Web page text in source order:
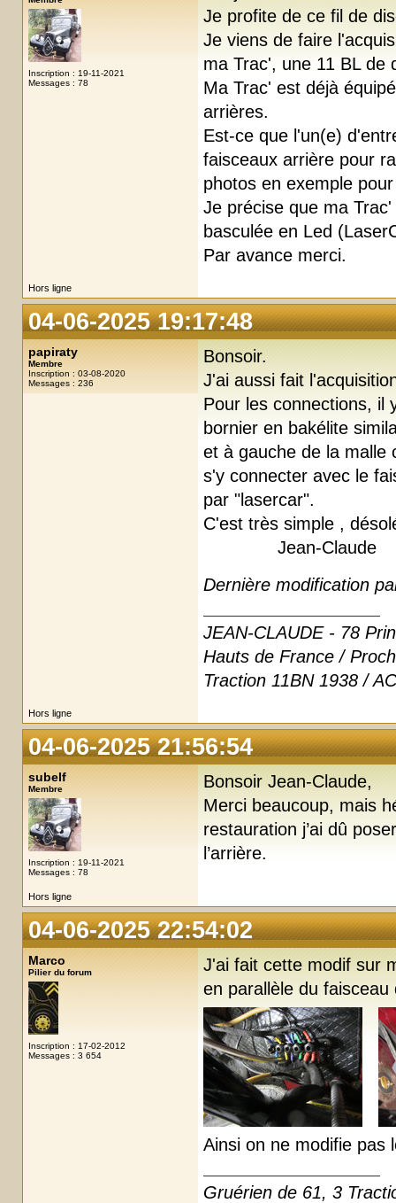
Inscription : 19-11-2021
Messages : 78
Je profite de ce fil de
Je viens de faire
ma Trac', une 11 BL de
Ma Trac' est déjà
arrières.
Est-ce que l'un(e)
faisceaux arrière pour
photos en exemple
Je précise que ma
basculée en Led
Par avance merci.
Hors ligne
04-06-2025 19:17:48
papiraty
Membre
Inscription : 03-08-2020
Messages : 236
Bonsoir.
J'ai aussi fait
Pour les connections, il
bornier en bakélite
et à gauche de la malle
s'y connecter avec le
par "lasercar".
C'est très simple ,
Jean-Claude
Dernière modification
JEAN-CLAUDE - 78
Hauts de France /
Traction 11BN 1938 /
Hors ligne
04-06-2025 21:56:54
subelf
Membre
Inscription : 19-11-2021
Messages : 78
Bonsoir Jean-Claude,
Merci beaucoup, mais
restauration j’ai dû
l’arrière.
Hors ligne
04-06-2025 22:54:02
Marco
Pilier du forum
Inscription : 17-02-2012
Messages : 3 654
J'ai fait cette modif sur
en parallèle du
Ainsi on ne modifie pas
Gruérien de 61, 3